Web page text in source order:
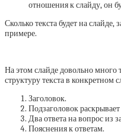
отношения к слайду, он
Сколько текста будет на слайде,
примере.
На этом слайде довольно много
структуру текста в конкретном
Заголовок.
Подзаголовок раскрывает
Два ответа на вопрос из
Пояснения к ответам.